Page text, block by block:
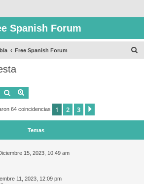
Spanish Forum
Free Spanish Forum
Buscar
64 coincidencias 1 2 3
Temas
15, 2023, 10:49 am
11, 2023, 12:09 pm